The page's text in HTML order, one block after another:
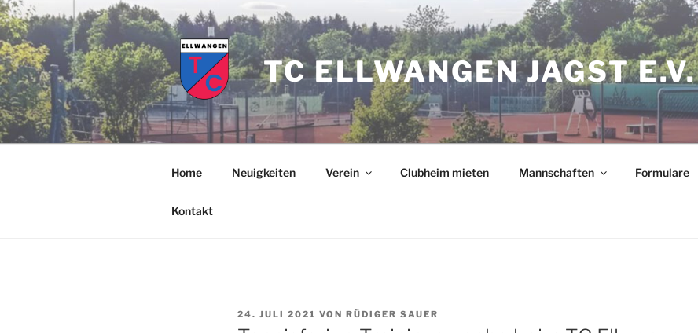
Zum
Inhalt
springen
TC ELLWANGEN JAGST E.V.
Home Neuigkeiten Verein Clubheim mieten Mannschaften Formulare
Kontakt
VERÖFFENTLICHT
AM
24. JULI 2021 VON RÜDIGER SAUER